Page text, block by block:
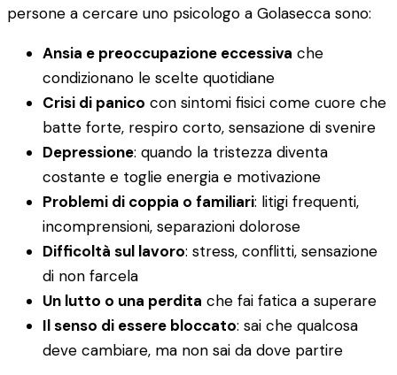
persone a cercare uno psicologo a Golasecca sono:
Ansia e preoccupazione eccessiva che
condizionano le scelte quotidiane
Crisi di panico con sintomi fisici come cuore che
batte forte, respiro corto, sensazione di svenire
Depressione: quando la tristezza diventa
costante e toglie energia e motivazione
Problemi di coppia o familiari: litigi frequenti,
incomprensioni, separazioni dolorose
Difficoltà sul lavoro: stress, conflitti, sensazione
di non farcela
Un lutto o una perdita che fai fatica a superare
Il senso di essere bloccato: sai che qualcosa
deve cambiare, ma non sai da dove partire